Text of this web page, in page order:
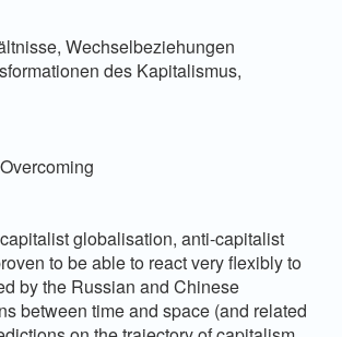
Wechselbeziehungen
des Kapitalismus,
globalisation, anti-capitalist
to be able to react very flexibly to
by the Russian and Chinese
between time and space (and related